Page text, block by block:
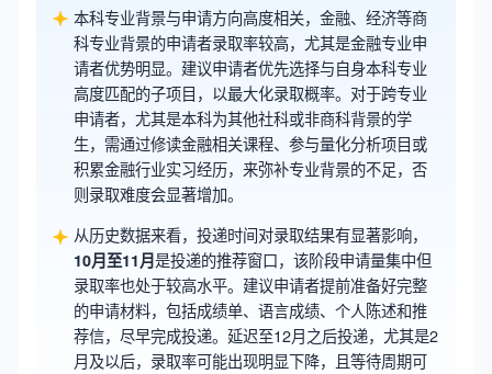
本科专业背景与申请方向高度相关，金融、经济等商
科专业背景的申请者录取率较高，尤其是金融专业申
请者优势明显。建议申请者优先选择与自身本科专业
高度匹配的子项目，以最大化录取概率。对于跨专业
申请者，尤其是本科为其他社科或非商科背景的学
生，需通过修读金融相关课程、参与量化分析项目或
积累金融行业实习经历，来弥补专业背景的不足，否
则录取难度会显著增加。
从历史数据来看，投递时间对录取结果有显著影响，
10月至11月是投递的推荐窗口，该阶段申请量集中但
录取率也处于较高水平。建议申请者提前准备好完整
的申请材料，包括成绩单、语言成绩、个人陈述和推
荐信，尽早完成投递。延迟至12月之后投递，尤其是2
月及以后，录取率可能出现明显下降，且等待周期可